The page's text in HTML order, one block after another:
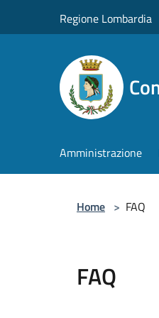
Regione Lombardia
Amministrazione
Home > FAQ
FAQ